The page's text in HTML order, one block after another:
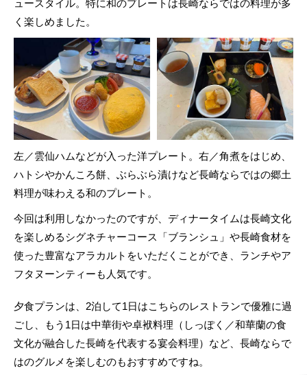
ュースタイル。特に和のプレートは長崎ならではの料理が多
く楽しめました。
左／雲仙ハムなどが入った洋プレート。右／角煮をはじめ、
ハトシやかんころ餅、ぶらぶら漬けなど長崎ならではの郷土
料理が味わえる和のプレート。
今回は利用しなかったのですが、ディナータイムは長崎文化
を楽しめるシグネチャーコース「ブランシュ」や長崎食材を
使った豊富なアラカルトをいただくことができ、ランチやア
フタヌーンティーも人気です。
夕食プランは、2泊して1日はこちらのレストランで優雅に過
ごし、もう1日は中華街や卓袱料理（しっぽく／和華蘭の食
文化が融合した長崎を代表する宴会料理）など、長崎ならで
はのグルメを楽しむのもおすすめですね。